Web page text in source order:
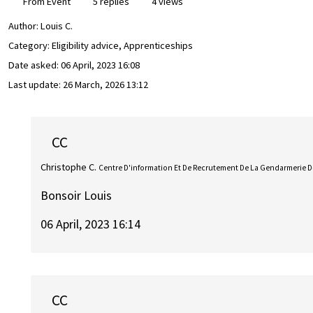
Author: Louis C.
Category: Eligibility advice, Apprenticeships
Date asked: 06 April, 2023 16:08
Last update: 26 March, 2026 13:12
CC
Christophe C. Centre D'information Et De Recrutement De La Gendarmerie
Bonsoir Louis
06 April, 2023 16:14
CC